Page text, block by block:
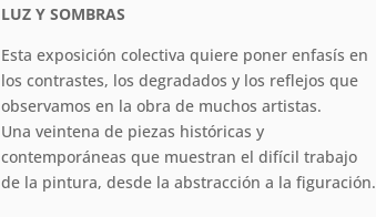
LUZ Y SOMBRAS
Esta exposición colectiva quiere poner enfasís en
los contrastes, los degradados y los reflejos que
observamos en la obra de muchos artistas.
Una veintena de piezas históricas y
contemporáneas que muestran el difícil trabajo
de la pintura, desde la abstracción a la figuración.